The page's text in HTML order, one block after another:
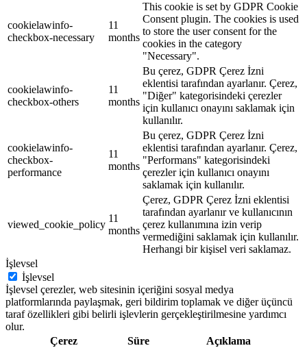
cookielawinfo-
checkbox-necessary
11
months
This cookie is set by GDPR Cookie
Consent plugin. The cookies is used
to store the user consent for the
cookies in the category
"Necessary".
cookielawinfo-
checkbox-others
11
months
Bu çerez, GDPR Çerez İzni
eklentisi tarafından ayarlanır. Çerez,
"Diğer" kategorisindeki çerezler
için kullanıcı onayını saklamak için
kullanılır.
cookielawinfo-
checkbox-
performance
11
months
Bu çerez, GDPR Çerez İzni
eklentisi tarafından ayarlanır. Çerez,
"Performans" kategorisindeki
çerezler için kullanıcı onayını
saklamak için kullanılır.
viewed_cookie_policy
11
months
Çerez, GDPR Çerez İzni eklentisi
tarafından ayarlanır ve kullanıcının
çerez kullanımına izin verip
vermediğini saklamak için kullanılır.
Herhangi bir kişisel veri saklamaz.
İşlevsel
İşlevsel
İşlevsel çerezler, web sitesinin içeriğini sosyal medya
platformlarında paylaşmak, geri bildirim toplamak ve diğer üçüncü
taraf özellikleri gibi belirli işlevlerin gerçekleştirilmesine yardımcı
olur.
Çerez
Süre Açıklama